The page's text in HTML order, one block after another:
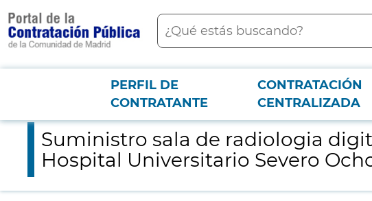
contenido
principal
Buscar
Menú PCON
PERFIL DE
CONTRATANTE
CONTRATACIÓN
CENTRALIZADA
Suministro sala de radiologia digital con suspension y dos paneles planos
Suministro sala de radiologia
Hospital Universitario Severo